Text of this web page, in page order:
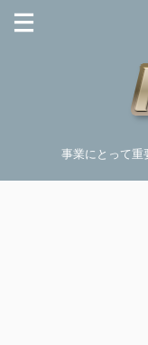
事業にとって重